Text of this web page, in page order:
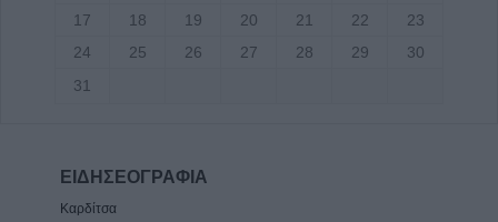
17
18 19 20 21 22
23
24
25 26 27 28 29
30
31
ΕΙΔΗΣΕΟΓΡΑΦΙΑ
Καρδίτσα